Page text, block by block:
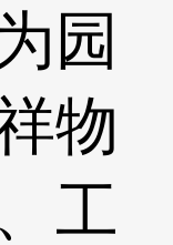
园
物
工